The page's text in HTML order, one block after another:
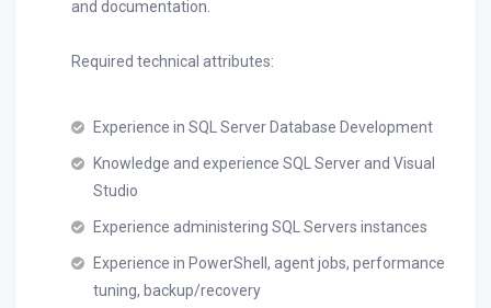
and documentation.
Required technical attributes:
Experience in SQL Server Database Development
Knowledge and experience SQL Server and Visual
Studio
Experience administering SQL Servers instances
Experience in PowerShell, agent jobs, performance
tuning, backup/recovery